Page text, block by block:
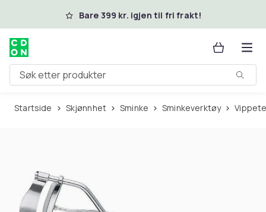
Hopp til hovedinnholdBare 399 kr. igjen til fri frakt!
Søk etter produkter
Startside Skjønnhet Sminke Sminkeverktøy